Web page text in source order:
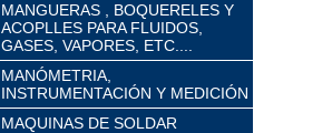
MANGUERAS , BOQUERELES Y
ACOPLLES PARA FLUIDOS,
GASES, VAPORES, ETC....
MANÓMETRIA,
INSTRUMENTACIÓN Y MEDICIÓN
MAQUINAS DE SOLDAR